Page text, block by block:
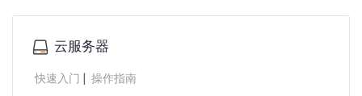
云服务器
快速入门 | 操作指南